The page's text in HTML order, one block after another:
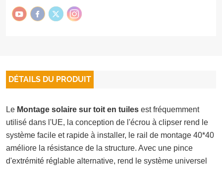
DÉTAILS DU PRODUIT
Le Montage solaire sur toit en tuiles est fréquemment
utilisé dans l'UE, la conception de l'écrou à clipser rend le
système facile et rapide à installer, le rail de montage 40*40
améliore la résistance de la structure. Avec une pince
d'extrémité réglable alternative, rend le système universel